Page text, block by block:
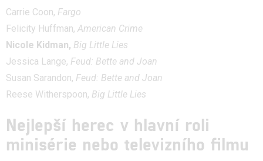
Carrie Coon, Fargo
Felicity Huffman, American Crime
Nicole Kidman, Big Little Lies
Jessica Lange, Feud: Bette and Joan
Susan Sarandon, Feud: Bette and Joan
Reese Witherspoon, Big Little Lies
Nejlepší herec v hlavní roli
minisérie nebo televizního filmu